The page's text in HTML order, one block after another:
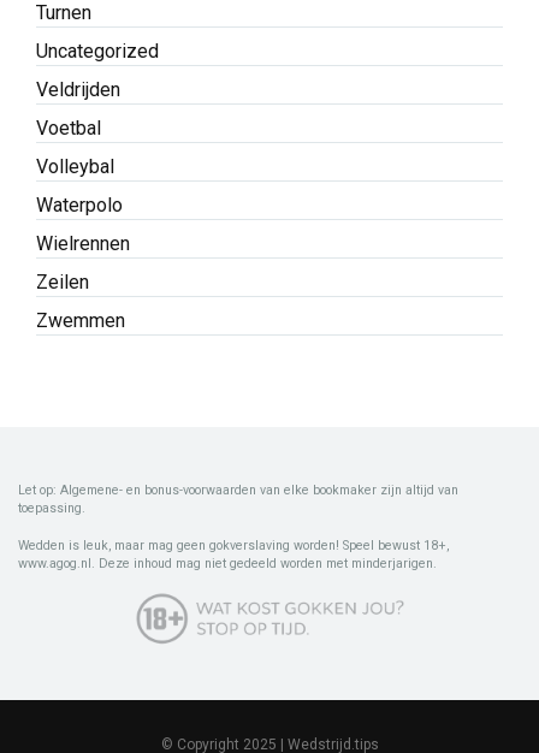
Turnen
Uncategorized
Veldrijden
Voetbal
Volleybal
Waterpolo
Wielrennen
Zeilen
Zwemmen
Let op: Algemene- en bonus-voorwaarden van elke bookmaker zijn altijd van
toepassing.
Wedden is leuk, maar mag geen gokverslaving worden! Speel bewust 18+,
www.agog.nl. Deze inhoud mag niet gedeeld worden met minderjarigen.
© Copyright 2025 | Wedstrijd.tips